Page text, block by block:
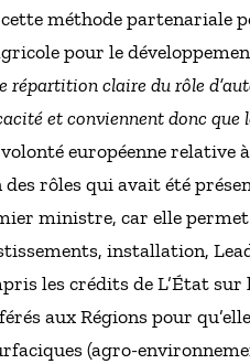
méthode partenariale
pour le
répartition claire du rôle
et conviennent donc
européenne
rôles qui avait été
ministre, car elle
installation,
les crédits de L’État
aux Régions pour
(agro-